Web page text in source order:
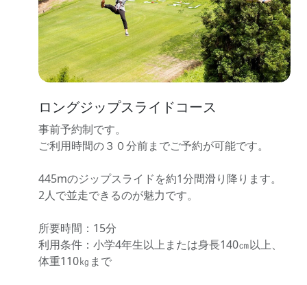
ロングジップスライドコース
事前予約制です。
ご利用時間の３０分前までご予約が可能です。
445mのジップスライドを約1分間滑り降ります。
2人で並走できるのが魅力です。
所要時間：15分
利用条件：小学4年生以上または身長140㎝以上、
体重110㎏まで